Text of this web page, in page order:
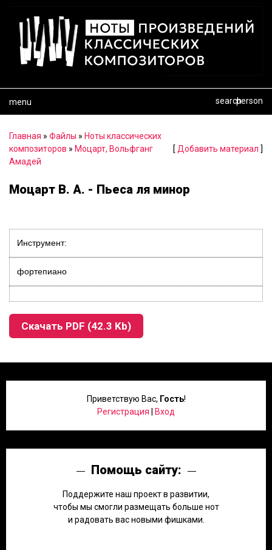
menu person
search
Главная » Файлы » Ноты классических
композиторов » Моцарт, Вольфганг
Амадей
[ Добавить материал ]
Моцарт В. А. - Пьеса ля минор
Инструмент:
фортепиано
Скачать PDF (42.3 Kb)
Приветствую Вас, Гость!
Регистрация
Вход
Помощь сайту:
Поддержите наш проект в развитии,
чтобы мы смогли размещать больше нот
и радовать вас новыми фишками.